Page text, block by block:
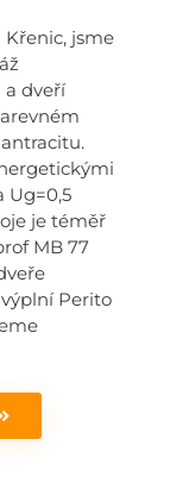
Křenic, jsme
a dveří
Ug=0,5
je téměř
MB 77
Perito